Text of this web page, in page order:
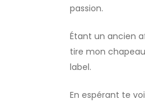
passion.
Étant un ancien
tire mon
label.
En espérant te